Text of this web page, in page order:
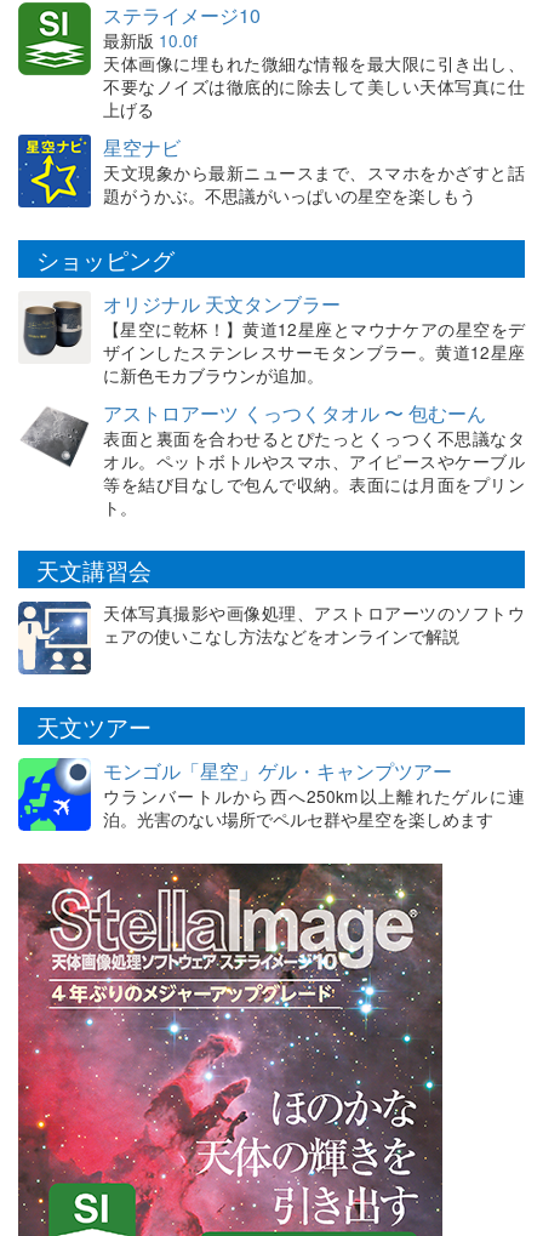
ステライメージ10
最新版 10.0f
天体画像に埋もれた微細な情報を最大限に引き出し、
不要なノイズは徹底的に除去して美しい天体写真に仕
上げる
星空ナビ
天文現象から最新ニュースまで、スマホをかざすと話
題がうかぶ。不思議がいっぱいの星空を楽しもう
ショッピング
オリジナル 天文タンブラー
【星空に乾杯！】黄道12星座とマウナケアの星空をデ
ザインしたステンレスサーモタンブラー。黄道12星座
に新色モカブラウンが追加。
アストロアーツ くっつくタオル 〜 包むーん
表面と裏面を合わせるとぴたっとくっつく不思議なタ
オル。ペットボトルやスマホ、アイピースやケーブル
等を結び目なしで包んで収納。表面には月面をプリン
ト。
天文講習会
天体写真撮影や画像処理、アストロアーツのソフトウ
ェアの使いこなし方法などをオンラインで解説
天文ツアー
モンゴル「星空」ゲル・キャンプツアー
ウランバートルから西へ250km以上離れたゲルに連
泊。光害のない場所でペルセ群や星空を楽しめます